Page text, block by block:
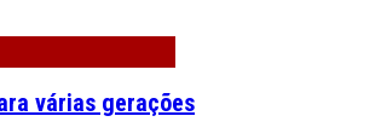
várias gerações